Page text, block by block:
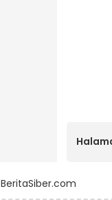
BeritaSiber.com